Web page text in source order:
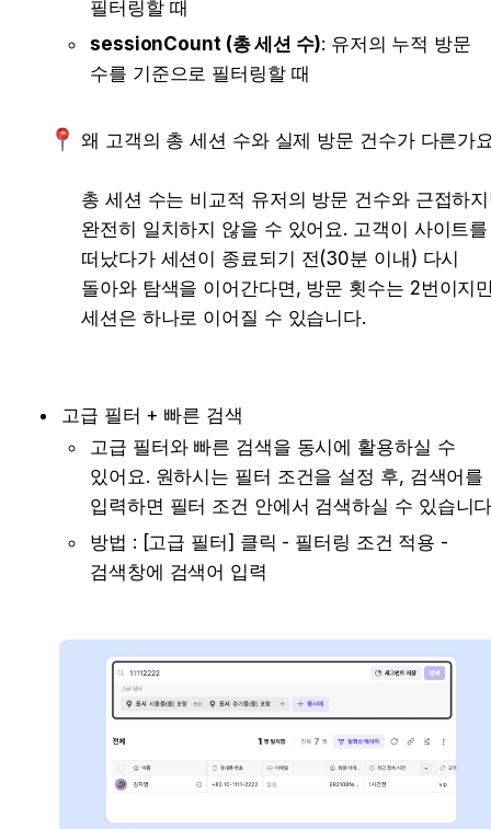
필터링할 때
sessionCount (총 세션 수): 유저의 누적 방문
수를 기준으로 필터링할 때
왜 고객의 총 세션 수와 실제 방문 건수가 다른가
총 세션 수는 비교적 유저의 방문 건수와 근접하
완전히 일치하지 않을 수 있어요. 고객이 사이트를
떠났다가 세션이 종료되기 전(30분 이내) 다시
돌아와 탐색을 이어간다면, 방문 횟수는 2번이지
세션은 하나로 이어질 수 있습니다.
고급 필터 + 빠른 검색
고급 필터와 빠른 검색을 동시에 활용하실 수
있어요. 원하시는 필터 조건을 설정 후, 검색어를
입력하면 필터 조건 안에서 검색하실 수 있습니
방법 : [고급 필터] 클릭 - 필터링 조건 적용 -
검색창에 검색어 입력